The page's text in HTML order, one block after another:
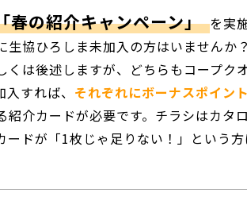
春の紹介キャンペーン」 を実
協ひろしま未加入の方はいませんか
は後述しますが、どちらもコープク
すれば、 それぞれにボーナスポイン
介カードが必要です。チラシはカタ
ドが「1枚じゃ足りない！」という